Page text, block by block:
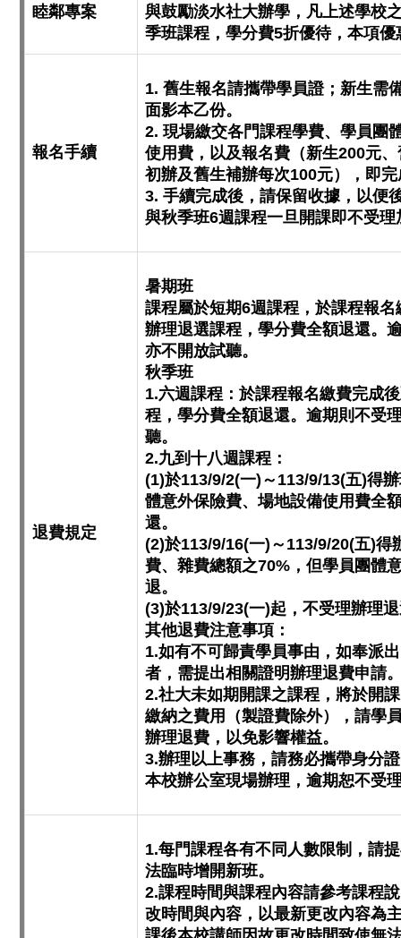
睦鄰專案
與鼓勵淡水社大辦學，凡上述學校
季班課程，學分費5折優待，本項
報名手續
1. 舊生報名請攜帶學員證；新生需
面影本乙份。
2. 現場繳交各門課程學費、學員團
使用費，以及報名費（新生200元
初辦及舊生補辦每次100元），即
3. 手續完成後，請保留收據，以便
與秋季班6週課程一旦開課即不受
退費規定
暑期班
課程屬於短期6週課程，於課程報
辦理退選課程，學分費全額退還。
亦不開放試聽。
秋季班
1.六週課程：於課程報名繳費完成
程，學分費全額退還。逾期則不受
聽。
2.九到十八週課程：
(1)於113/9/2(一)～113/9/13(五)得
體意外保險費、場地設備使用費全
還。
(2)於113/9/16(一)～113/9/20(五)得
費、雜費總額之70%，但學員團體
退。
(3)於113/9/23(一)起，不受理辦理
其他退費注意事項：
1.如有不可歸責學員事由，如奉派
者，需提出相關證明辦理退費申請
2.社大未如期開課之課程，將於開
繳納之費用（製證費除外），請學
辦理退費，以免影響權益。
3.辦理以上事務，請務必攜帶身分
本校辦公室現場辦理，逾期恕不受
1.每門課程各有不同人數限制，請
法臨時增開新班。
2.課程時間與課程內容請參考課程
改時間與內容，以最新更改內容為